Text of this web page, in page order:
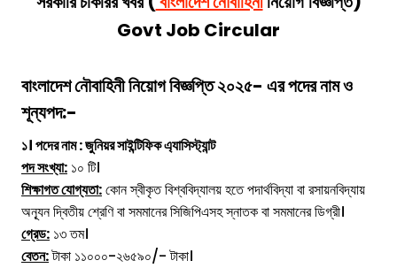
Govt Job Circular
বাংলাদেশ নৌবাহিনীনিয়োগবিজ্ঞপ্তি ২০২৫- এর পদের নাম ও
শূন্যপদ:-
১। পদের নাম : জুনিয়র সাইন্টিফিক এ্যাসিস্ট্যান্ট
পদ সংখ্যা: ১০ টি।
শিক্ষাগত যোগ্যতা:কোন স্বীকৃত বিশ্ববিদ্যালয় হতে পদার্থবিদ্যা বা রসায়নবিদ্যায়
অন্যূন দ্বিতীয় শ্রেণি বা সমমানের সিজিপিএসহ স্নাতক বা সমমানের ডিগ্রী।
গ্রেড: ১৩ তম।
বেতন:টাকা ১১০০০-২৬৫৯০/- টাকা।